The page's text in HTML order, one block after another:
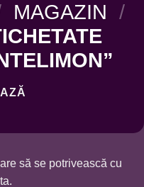
MAGAZIN /
să se potrivească cu